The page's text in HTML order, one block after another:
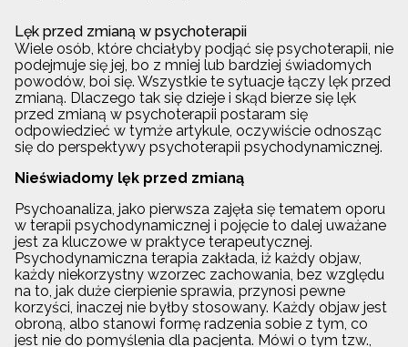
Lęk przed zmianą w psychoterapii
Wiele osób, które chciałyby podjąć się psychoterapii, nie
podejmuje się jej, bo z mniej lub bardziej świadomych
powodów, boi się. Wszystkie te sytuacje łączy lęk przed
zmianą. Dlaczego tak się dzieje i skąd bierze się lęk
przed zmianą w psychoterapii postaram się
odpowiedzieć w tymże artykule, oczywiście odnosząc
się do perspektywy psychoterapii psychodynamicznej.
Nieświadomy lęk przed zmianą
Psychoanaliza, jako pierwsza zajęła się tematem oporu
w terapii psychodynamicznej i pojęcie to dalej uważane
jest za kluczowe w praktyce terapeutycznej.
Psychodynamiczna terapia zakłada, iż każdy objaw,
każdy niekorzystny wzorzec zachowania, bez względu
na to, jak duże cierpienie sprawia, przynosi pewne
korzyści, inaczej nie byłby stosowany. Każdy objaw jest
obroną, albo stanowi formę radzenia sobie z tym, co
jest nie do pomyślenia dla pacjenta. Mówi o tym tzw.,